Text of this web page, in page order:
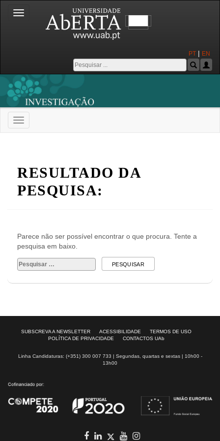
Toggle
navigation
PT | EN
Toggle
navigation
RESULTADO DA
PESQUISA:
Parece não ser possível encontrar o que procura. Tente a
pesquisa em baixo.
Pesquisar
por:
SUBSCREVA A NEWSLETTER ACESSIBILIDADE
TERMOS DE USO
POLÍTICA DE PRIVACIDADE
CONTACTOS UAb
Linha Candidaturas: (+351) 300 007 733 | Segundas, quartas e sextas | 10h00 -
13h00
Twitter